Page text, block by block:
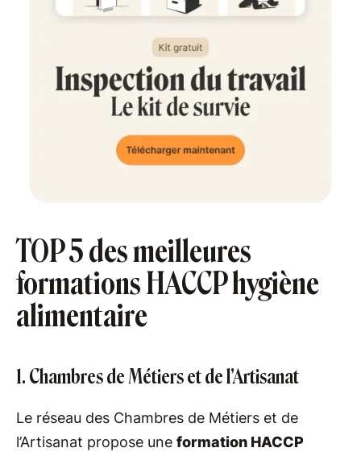
TOP 5 des meilleures
formations HACCP hygiène
alimentaire
1. Chambres de Métiers et de l’Artisanat
Le réseau des Chambres de Métiers et de
l’Artisanat propose une formation HACCP